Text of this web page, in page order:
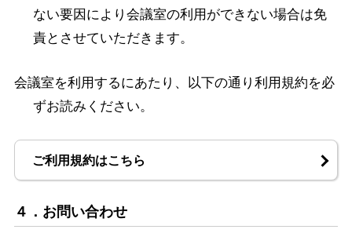
ない要因により会議室の利用ができない場合は免
責とさせていただきます。
会議室を利用するにあたり、以下の通り利用規約を必
ずお読みください。
ご利用規約はこちら
４．お問い合わせ